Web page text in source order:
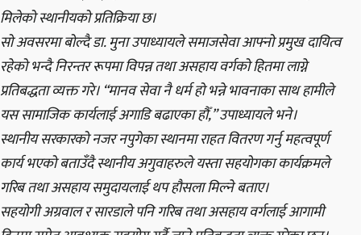
मिलेको स्थानीयको प्रतिक्रिया छ।
सो अवसरमा बोल्दै डा. मुना उपाध्यायले समाजसेवा आफ्नो प्रमुख दायित्व
रहेको भन्दै निरन्तर रूपमा विपन्न तथा असहाय वर्गको हितमा लाग्ने
प्रतिबद्धता व्यक्त गरे। “मानव सेवा नै धर्म हो भन्ने भावनाका साथ हामीले
यस सामाजिक कार्यलाई अगाडि बढाएका हौँ,” उपाध्यायले भने।
स्थानीय सरकारको नजर नपुगेका स्थानमा राहत वितरण गर्नु महत्वपूर्ण
कार्य भएको बताउँदै स्थानीय अगुवाहरुले यस्ता सहयोगका कार्यक्रमले
गरिब तथा असहाय समुदायलाई थप हौसला मिल्ने बताए।
सहयोगी अग्रवाल र सारडाले पनि गरिब तथा असहाय वर्गलाई आगामी